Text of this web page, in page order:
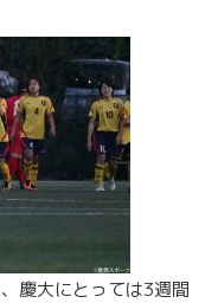
慶大にとっては3週間